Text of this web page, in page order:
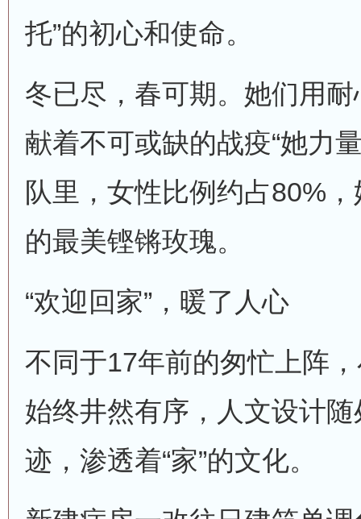
托”的初心和使命。
冬已尽，春可期。她们用
献着不可或缺的战疫“她力
队里，女性比例约占80%
的最美铿锵玫瑰。
“欢迎回家”，暖了人心
不同于17年前的匆忙上阵
始终井然有序，人文设计
迹，渗透着“家”的文化。